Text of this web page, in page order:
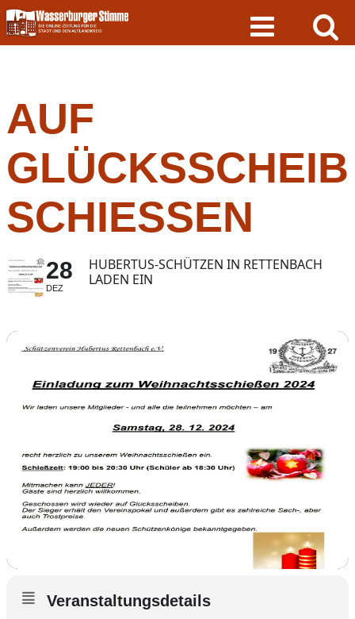
Skip
to
content
AUF
SCHIESSEN
28
DEZ
HUBERTUS-SCHÜTZEN IN RETTENBACH
LADEN EIN
Veranstaltungsdetails